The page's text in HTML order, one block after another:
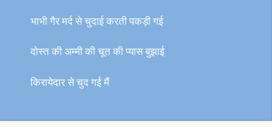
भाभी गैर मर्द से चुदाई करती पकड़ी गई
दोस्त की अम्मी की चूत की प्यास बुझाई
किरायेदार से चुद गई मैं